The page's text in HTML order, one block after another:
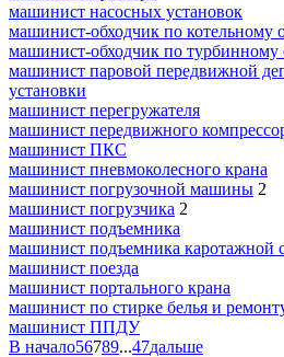
машинист насосных установок
машинист-обходчик по котельному
машинист-обходчик по турбинному
машинист паровой передвижной
установки
машинист перегружателя
машинист передвижного
машинист ПКС
машинист пневмоколесного крана
машинист погрузочной машины 2
машинист погрузчика 2
машинист подъемника
машинист подъемника каротажной
машинист поезда
машинист портального крана
машинист по стирке белья и
машинист ППДУ
В начало56789...47дальше